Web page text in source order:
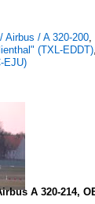
Airbus / A 320-200,
(TXL-EDDT),
EJU)
A 320-214,